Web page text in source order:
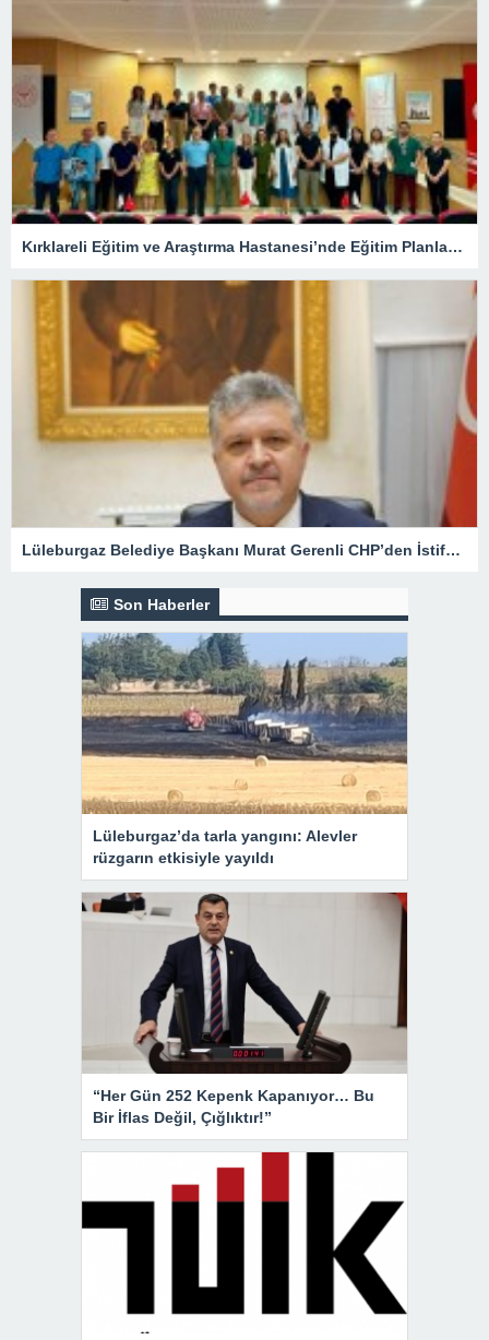
Kırklareli Eğitim ve Araştırma Hastanesi’nde Eğitim Planlaması Masaya Yatırıldı
Lüleburgaz Belediye Başkanı Murat Gerenli CHP’den İstifa Etti
Son Haberler
Lüleburgaz’da tarla yangını: Alevler
rüzgarın etkisiyle yayıldı
“Her Gün 252 Kepenk Kapanıyor… Bu
Bir İflas Değil, Çığlıktır!”